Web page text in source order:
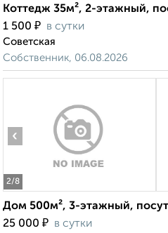
Коттедж 35м², 2-этажный,
1 500 ₽ в сутки
Советская
Собственник, 06.08.2026
2/8
‹
Дом 500м², 3-этажный,
25 000 ₽ в сутки